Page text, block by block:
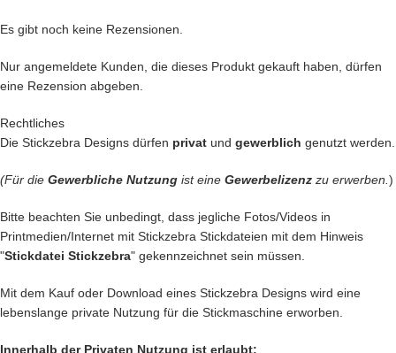
Sicher hast du schon eine tolle Idee und wenn nicht, lass dich von
•Kreative Handtaschen,in die man sich auf den ersten Blick verliebt
•Personalisierte Handtücher,die echte Unikate werden
•Bezaubernde Kinderkleidung,die kleine Herzen höher schlagen
•Individuell gestaltete Heimtextilien,die deinem Zuhause eine
Es gibt noch keine Rezensionen.
Nur angemeldete Kunden, die dieses Produkt gekauft haben, dürfen
eine Rezension abgeben.
Rechtliches
Die Stickzebra Designs dürfen privat und gewerblich genutzt werden.
(Für die Gewerbliche Nutzung ist eine Gewerbelizenz zu erwerben. )
Bitte beachten Sie unbedingt, dass jegliche Fotos/Videos in
Printmedien/Internet mit Stickzebra Stickdateien mit dem Hinweis
"Stickdatei Stickzebra" gekennzeichnet sein müssen.
Mit dem Kauf oder Download eines Stickzebra Designs wird eine
lebenslange private Nutzung für die Stickmaschine erworben.
Innerhalb der Privaten Nutzung ist erlaubt: